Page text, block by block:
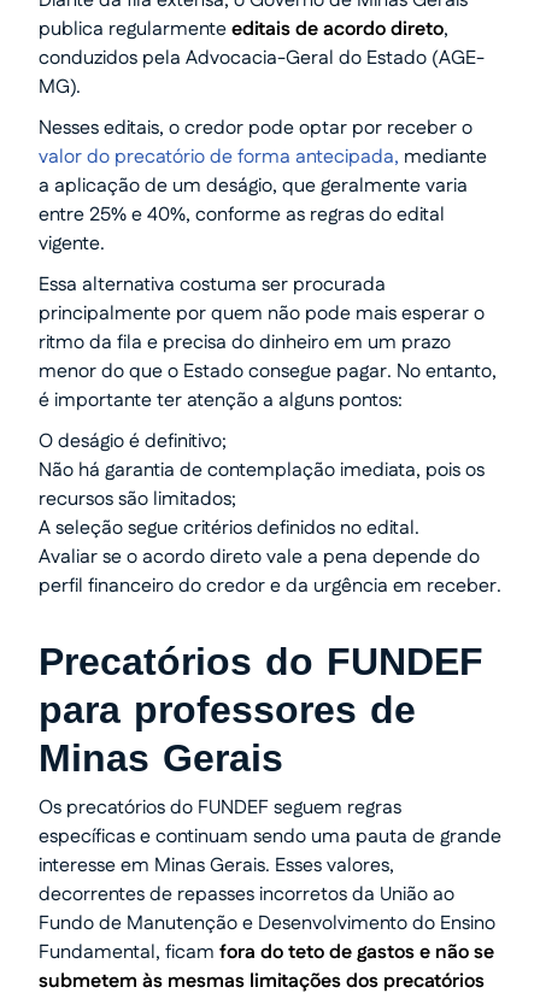
publica regularmenteeditais de acordo direto,
conduzidos pela Advocacia-Geral do Estado (AGE-
MG).
Nesses editais, o credor pode optar por receber o
valor do precatório de forma antecipada, mediante
a aplicação de um deságio, que geralmente varia
entre 25% e 40%, conforme as regras do edital
vigente.
Essa alternativa costuma ser procurada
principalmente por quem não pode mais esperar o
ritmo da fila e precisa do dinheiro em um prazo
menor do que o Estado consegue pagar. No entanto,
é importante ter atenção a alguns pontos:
O deságio é definitivo;
Não há garantia de contemplação imediata, pois os
recursos são limitados;
A seleção segue critérios definidos no edital.
Avaliar se o acordo direto vale a pena depende do
perfil financeiro do credor e da urgência em receber.
Precatórios do FUNDEF
para professores de
Minas Gerais
Os precatórios do FUNDEF seguem regras
específicas e continuam sendo uma pauta de grande
interesse em Minas Gerais. Esses valores,
decorrentes de repasses incorretos da União ao
Fundo de Manutenção e Desenvolvimento do Ensino
Fundamental, ficam fora do teto de gastos e não se
submetem às mesmas limitações dos precatórios